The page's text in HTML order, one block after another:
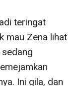
teringat
mau Zena lihat
Ini gila, dan